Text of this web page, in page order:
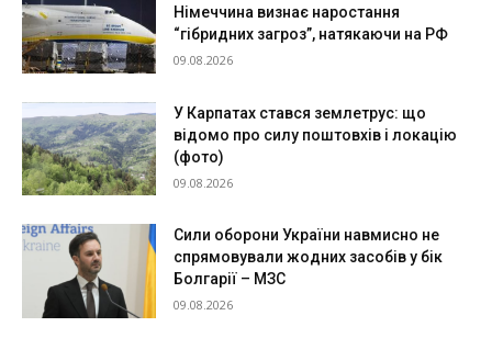
Німеччина визнає наростання
“гібридних загроз”, натякаючи на РФ
09.08.2026
У Карпатах стався землетрус: що
відомо про силу поштовхів і локацію
(фото)
09.08.2026
Сили оборони України навмисно не
спрямовували жодних засобів у бік
Болгарії – МЗС
09.08.2026